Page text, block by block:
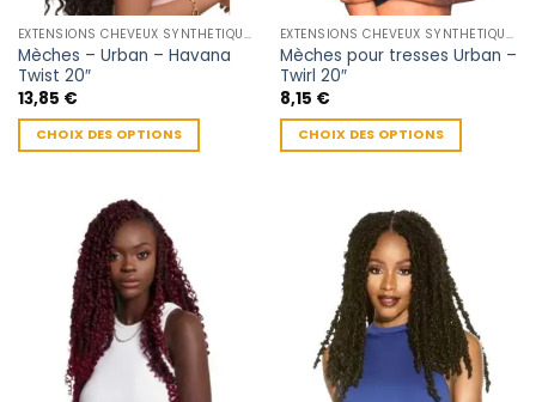
EXTENSIONS CHEVEUX SYNTHÉTIQUES
Mèches – Urban – Havana
Twist 20″
13,85 €
CHOIX DES OPTIONS
plusieurs
variations.
options
peuvent
choisies
EXTENSIONS CHEVEUX SYNTHÉTIQUES
Mèches pour tresses Urban –
Twirl 20″
8,15 €
CHOIX DES OPTIONS
plusieurs
variations.
options
peuvent
être
choisies